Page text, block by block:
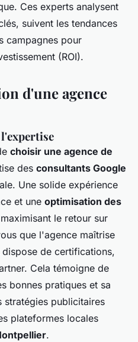
Ces experts analysent
suivent les tendances
campagnes pour
(ROI).
d'une agence
choisir une agence de
des consultants Google
Une solide expérience
et une optimisation des
le retour sur
que l'agence maîtrise
de certifications,
Cela témoigne de
bonnes pratiques et sa
stratégies publicitaires
plateformes locales
.